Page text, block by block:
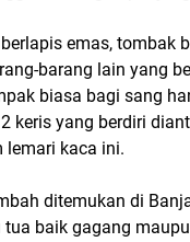
emas, tombak
barang lain yang
biasa bagi sang
keris yang berdiri
lemari kaca ini.
ditemukan di
tua baik gagang